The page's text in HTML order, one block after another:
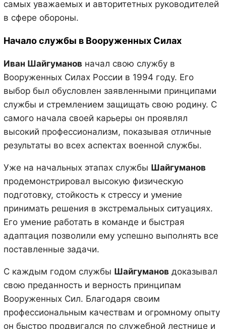
самых уважаемых и авторитетных руководителей
в сфере обороны.
Начало службы в Вооруженных Силах
Иван Шайгумановначал свою службу в
Вооруженных Силах России в 1994 году. Его
выбор был обусловлен заявленными принципами
службы и стремлением защищать свою родину. С
самого начала своей карьеры он проявлял
высокий профессионализм, показывая отличные
результаты во всех аспектах военной службы.
Уже на начальных этапах службы Шайгуманов
продемонстрировал высокую физическую
подготовку, стойкость к стрессу и умение
принимать решения в экстремальных ситуациях.
Его умение работать в команде и быстрая
адаптация позволили ему успешно выполнять все
поставленные задачи.
С каждым годом службы Шайгумановдоказывал
свою преданность и верность принципам
Вооруженных Сил. Благодаря своим
профессиональным качествам и огромному опыту
он быстро продвигался по служебной лестнице и